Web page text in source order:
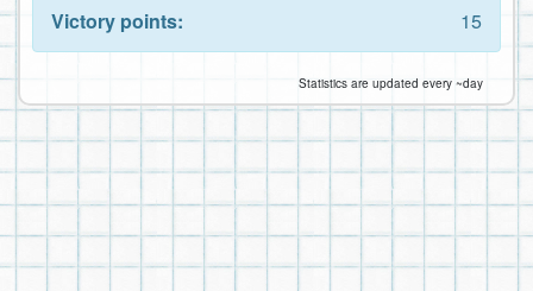
Victory points:
15
Statistics are updated every ~day